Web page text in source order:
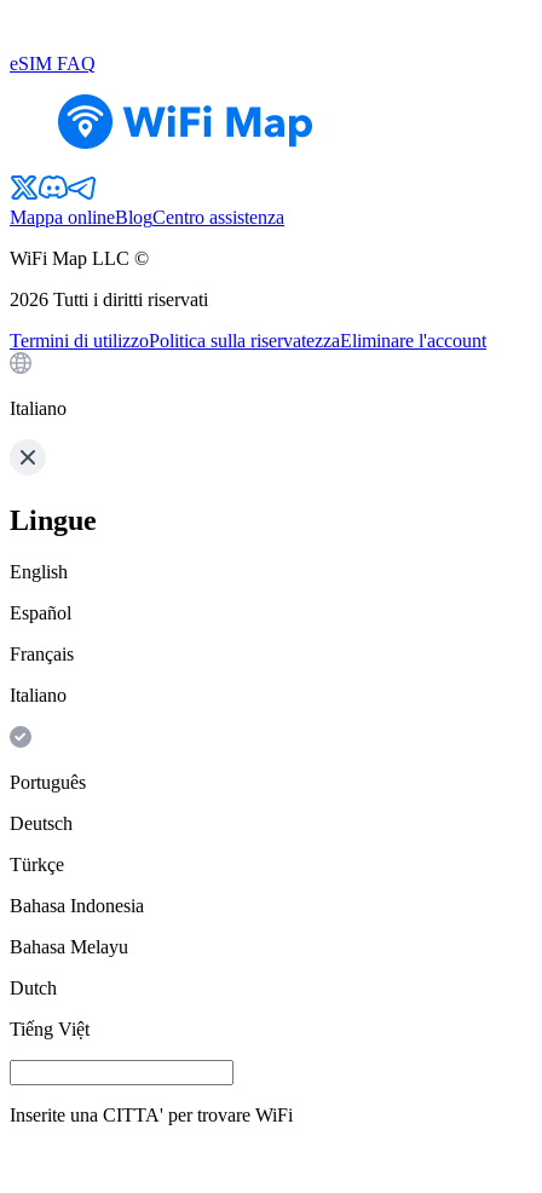
eSIM FAQ
Mappa onlineBlogCentro assistenza
WiFi Map LLC ©
2026 Tutti i diritti riservati
Termini di utilizzoPolitica sulla riservatezzaEliminare l'account
Italiano
Lingue
English
Español
Français
Italiano
Português
Deutsch
Türkçe
Bahasa Indonesia
Bahasa Melayu
Dutch
Tiếng Việt
Inserite una CITTA' per trovare WiFi